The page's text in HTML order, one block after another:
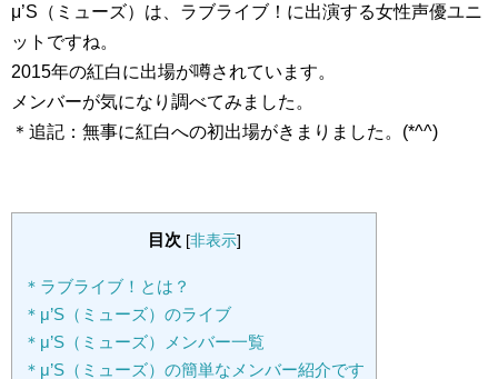
μ’S（ミューズ）は、ラブライブ！に出演する女性声優ユニ
ットですね。
2015年の紅白に出場が噂されています。
メンバーが気になり調べてみました。
＊追記：無事に紅白への初出場がきまりました。(*^^)
目次 [非表示]
＊ラブライブ！とは？
＊μ’S（ミューズ）のライブ
＊μ’S（ミューズ）メンバー一覧
＊μ’S（ミューズ）の簡単なメンバー紹介です